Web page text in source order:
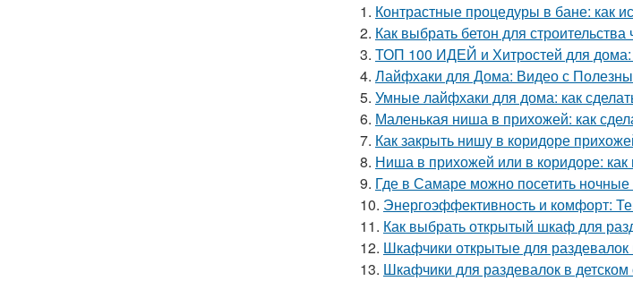
1. Контрастные процедуры в бане: как
2. Как выбрать бетон для строительства
3. ТОП 100 ИДЕЙ и Хитростей для
4. Лайфхаки для Дома: Видео с
5. Умные лайфхаки для дома: как
6. Маленькая ниша в прихожей: как
7. Как закрыть нишу в коридоре
8. Ниша в прихожей или в коридоре:
9. Где в Самаре можно посетить
10. Энергоэффективность и комфорт:
11. Как выбрать открытый шкаф для
12. Шкафчики открытые для
13. Шкафчики для раздевалок в